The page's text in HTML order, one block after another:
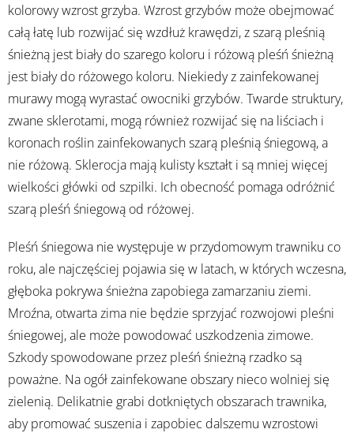
kolorowy wzrost grzyba. Wzrost grzybów może obejmować
całą łatę lub rozwijać się wzdłuż krawędzi, z szarą pleśnią
śnieżną jest biały do szarego koloru i różową pleśń śnieżną
jest biały do różowego koloru. Niekiedy z zainfekowanej
murawy mogą wyrastać owocniki grzybów. Twarde struktury,
zwane sklerotami, mogą również rozwijać się na liściach i
koronach roślin zainfekowanych szarą pleśnią śniegową, a
nie różową. Sklerocja mają kulisty kształt i są mniej więcej
wielkości główki od szpilki. Ich obecność pomaga odróżnić
szarą pleśń śniegową od różowej.
Pleśń śniegowa nie występuje w przydomowym trawniku co
roku, ale najczęściej pojawia się w latach, w których wczesna,
głęboka pokrywa śnieżna zapobiega zamarzaniu ziemi.
Mroźna, otwarta zima nie będzie sprzyjać rozwojowi pleśni
śniegowej, ale może powodować uszkodzenia zimowe.
Szkody spowodowane przez pleśń śnieżną rzadko są
poważne. Na ogół zainfekowane obszary nieco wolniej się
zielenią. Delikatnie grabi dotkniętych obszarach trawnika,
aby promować suszenia i zapobiec dalszemu wzrostowi